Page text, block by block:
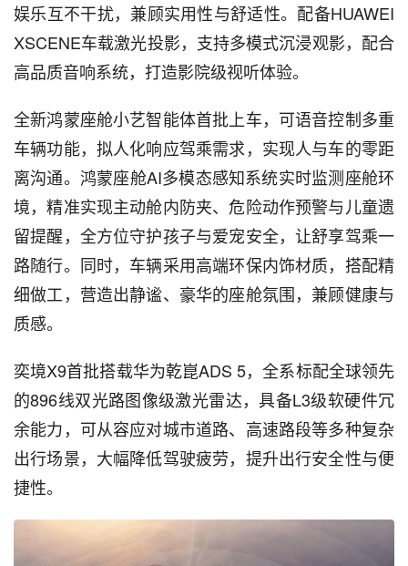
娱乐互不干扰，兼顾实用性与舒适性。配备HUAWEI
XSCENE车载激光投影，支持多模式沉浸观影，配合
高品质音响系统，打造影院级视听体验。
全新鸿蒙座舱小艺智能体首批上车，可语音控制多重
车辆功能，拟人化响应驾乘需求，实现人与车的零距
离沟通。鸿蒙座舱AI多模态感知系统实时监测座舱环
境，精准实现主动舱内防夹、危险动作预警与儿童遗
留提醒，全方位守护孩子与爱宠安全，让舒享驾乘一
路随行。同时，车辆采用高端环保内饰材质，搭配精
细做工，营造出静谧、豪华的座舱氛围，兼顾健康与
质感。
奕境X9首批搭载华为乾崑ADS 5，全系标配全球领先
的896线双光路图像级激光雷达，具备L3级软硬件冗
余能力，可从容应对城市道路、高速路段等多种复杂
出行场景，大幅降低驾驶疲劳，提升出行安全性与便
捷性。